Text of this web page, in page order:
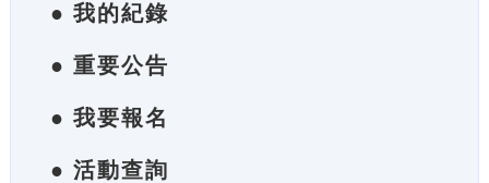
● 我的紀錄
● 重要公告
● 我要報名
● 活動查詢